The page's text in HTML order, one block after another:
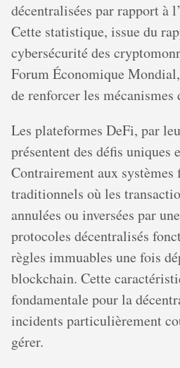
décentralisées par rapport à
Cette statistique, issue du
cybersécurité des
Forum Économique
de renforcer les mécanismes
Les plateformes DeFi, par
présentent des défis uniques
Contrairement aux systèmes
traditionnels où les
annulées ou inversées par
protocoles décentralisés
règles immuables une fois
blockchain. Cette
fondamentale pour la
incidents particulièrement
gérer.